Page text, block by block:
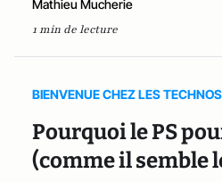
Mathieu Mucherie
1 min de lecture
BIENVENUE CHEZ LES TECHNOS
Pourquoi le PS
(comme il semble